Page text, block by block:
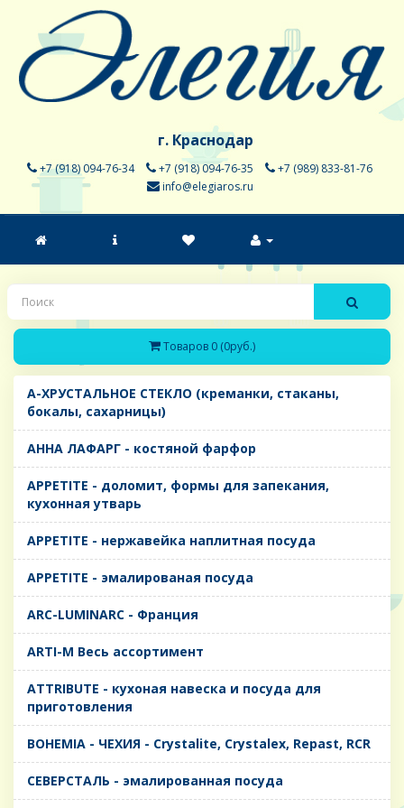
г. Краснодар
+7 (918) 094-76-34 +7 (918) 094-76-35
+7 (989) 833-81-76
info@elegiaros.ru
Товаров 0 (0руб.)
A-ХРУСТАЛЬНОЕ СТЕКЛО (креманки, стаканы,
бокалы, сахарницы)
AHHA ЛАФАРГ - костяной фарфор
APPETITE - доломит, формы для запекания,
кухонная утварь
APPETITE - нержавейка наплитная посуда
APPETITE - эмалированая посуда
ARC-LUMINARC - Франция
ARTI-M Весь ассортимент
ATTRIBUTE - кухоная навеска и посуда для
приготовления
BOHEMIA - ЧЕХИЯ - Crystalite, Crystalex, Repast, RCR
CЕВЕРСТАЛЬ - эмалированная посуда